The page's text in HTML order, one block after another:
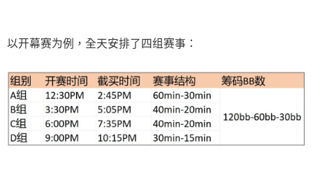
以开幕赛为例，全天安排了四组赛事：